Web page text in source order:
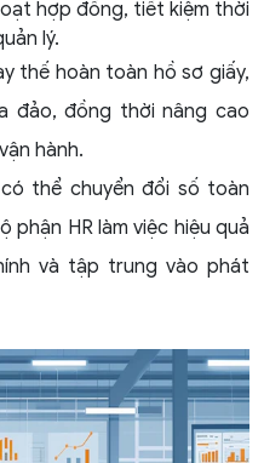
hợp đồng, tiết kiệm thời
lý.
thế hoàn toàn hồ sơ giấy,
đảo, đồng thời nâng cao
hành.
có thể chuyển đổi số toàn
phận HR làm việc hiệu quả
và tập trung vào phát